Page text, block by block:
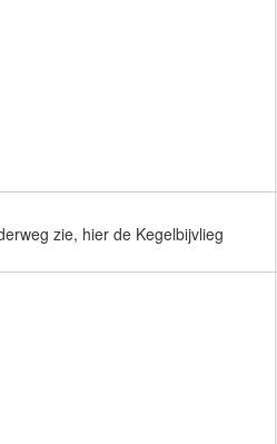
zie, hier de Kegelbijvlieg